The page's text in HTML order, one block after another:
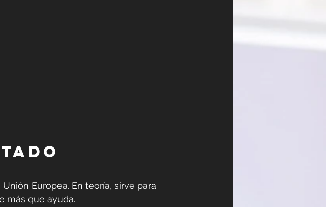
Europea. En teoría, sirve para
más que ayuda.